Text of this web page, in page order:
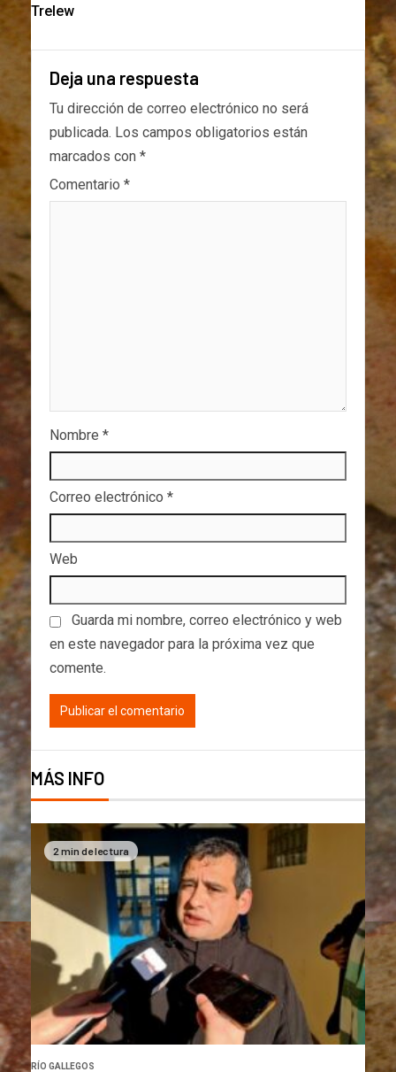
Trelew
Deja una respuesta
Tu dirección de correo electrónico no será
publicada. Los campos obligatorios están
marcados con *
Comentario *
Nombre *
Correo electrónico *
Web
Guarda mi nombre, correo electrónico y web
en este navegador para la próxima vez que
comente.
MÁS INFO
2 min de lectura
RÍO GALLEGOS